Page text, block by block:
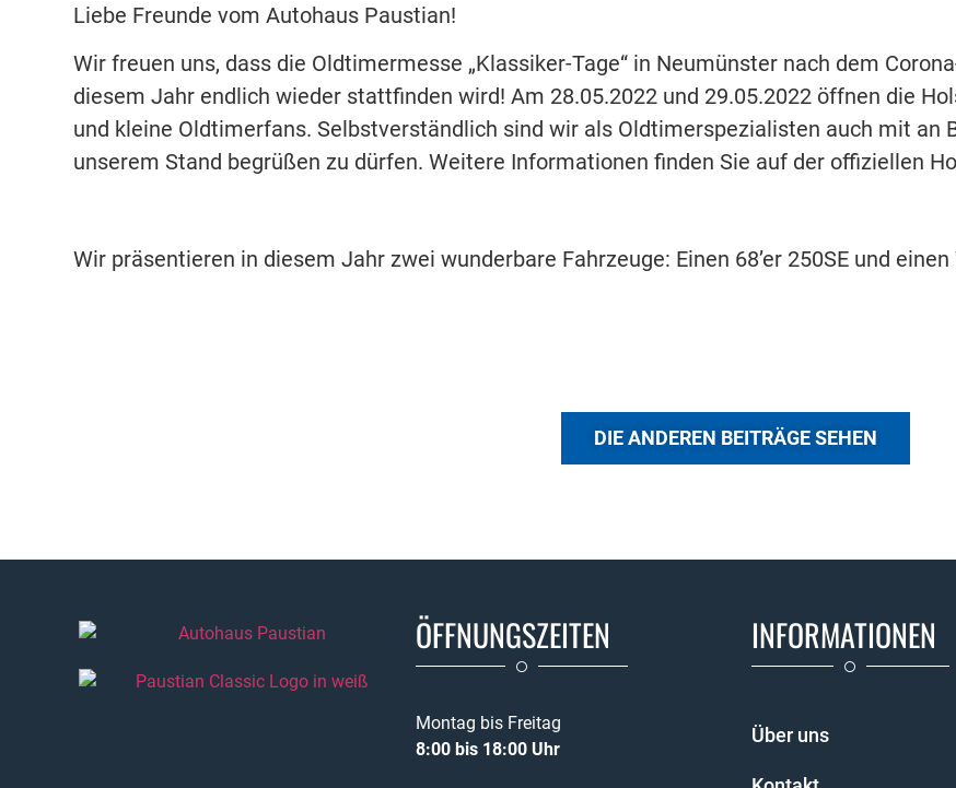
Liebe Freunde vom Autohaus Paustian!
Wir freuen uns, dass die Oldtimermesse „Klassiker-Tage“ in Neumünster nach dem
diesem Jahr endlich wieder stattfinden wird! Am 28.05.2022 und 29.05.2022 öffnen die
und kleine Oldtimerfans. Selbstverständlich sind wir als Oldtimerspezialisten auch mit an
unserem Stand begrüßen zu dürfen. Weitere Informationen finden Sie auf der offiziellen
Wir präsentieren in diesem Jahr zwei wunderbare Fahrzeuge: Einen 68’er 250SE und
DIE ANDEREN BEITRÄGE SEHEN
ÖFFNUNGSZEITEN
Montag bis Freitag
8:00 bis 18:00 Uhr
INFORMATIONEN
Über uns